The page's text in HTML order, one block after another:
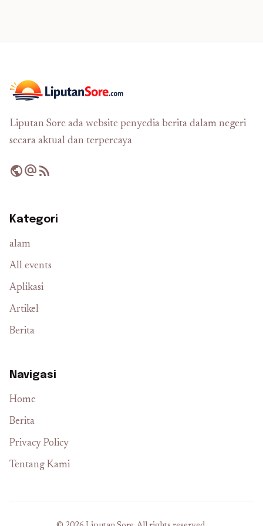
Liputan Sore ada website penyedia berita dalam negeri
secara aktual dan terpercaya
publicalternate_emailrss_feed
Kategori
alam
All events
Aplikasi
Artikel
Berita
Navigasi
Home
Berita
Privacy Policy
Tentang Kami